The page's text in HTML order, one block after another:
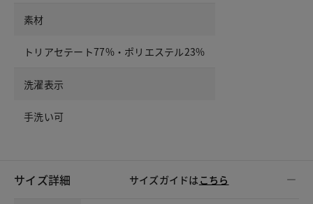
素材
トリアセテート77%・ポリエステル23%
洗濯表示
手洗い可
サイズ詳細 サイズガイドは こちら